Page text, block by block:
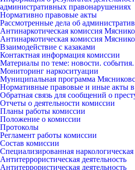
административных правонарушениях
Нормативно правовые акты
Рассмотренные дела об
Антинаркотическая комиссия
Антинаркотическая комиссия
Взаимодействие с казаками
Контактная информация комиссии
Материалы по теме: новости.
Мониторинг наркоситуации
Муниципальная программа
Нормативные правовые и иные акты в
Обратная связь для сообщений о
Отчеты о деятельности комиссии
Планы работы комиссии
Положение о комиссии
Протоколы
Регламент работы комиссии
Состав комиссии
Специализированная
Антитеррористическая деятельность
Антитеррористическая деятельность